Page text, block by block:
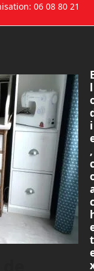
06 08 80 21
l
i
,
t